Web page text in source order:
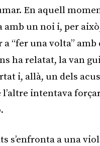
En aquell
amb un noi i, per
a “fer una volta” amb
ha relatat, la van
i, allà, un dels
intentava
s’enfronta a una